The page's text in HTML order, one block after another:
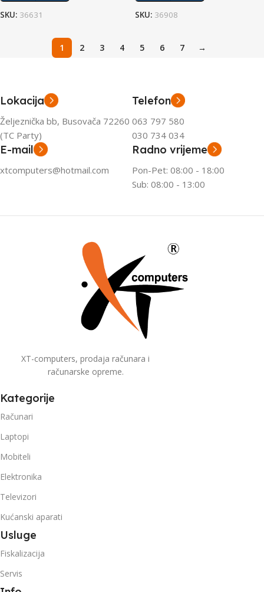
SKU: 36631 SKU: 36908
1 2 3 4 5 6 7 →
Lokacija
Željeznička bb, Busovača 72260
(TC Party)
Telefon
063 797 580
030 734 034
E-mail
xtcomputers@hotmail.com
Radno vrijeme
Pon-Pet: 08:00 - 18:00
Sub: 08:00 - 13:00
XT-computers, prodaja računara i
računarske opreme.
Kategorije
Računari
Laptopi
Mobiteli
Elektronika
Televizori
Kućanski aparati
Usluge
Fiskalizacija
Servis